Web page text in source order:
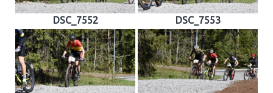
DSC_7552 DSC_7553